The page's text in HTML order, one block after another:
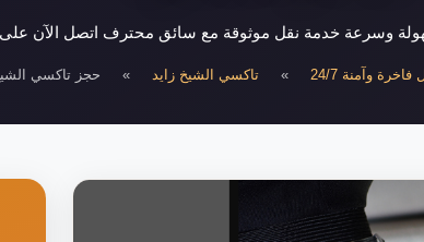
خدمة نقل موثوقة مع سائق محترف اتصل الآن على 01000948802
وآمنة 24/7 » تاكسي الشيخ زايد » حجز تاكسي